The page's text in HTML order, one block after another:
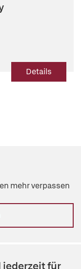
Details
mehr verpassen
jederzeit für